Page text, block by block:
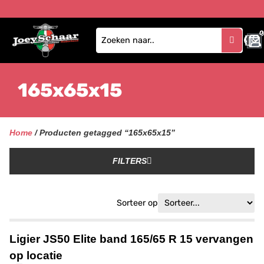
0
0
165x65x15
Home / Producten getagged “165x65x15”
FILTERS
Sorteer op
Ligier JS50 Elite band 165/65 R 15 vervangen
op locatie